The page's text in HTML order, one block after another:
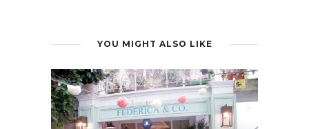
YOU MIGHT ALSO LIKE